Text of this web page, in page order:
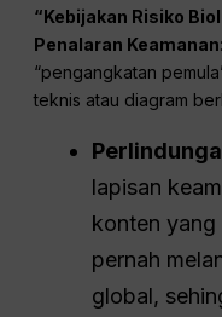
“Kebijakan Risiko
Penalaran Keamanan
“pengangkatan
teknis atau diagram
lapisan
konten
pernah
global,